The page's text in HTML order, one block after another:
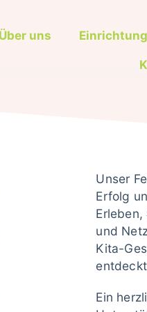
Über uns
Über uns
Unser
Erfolg
Erleben,
und
Kita-
Ein